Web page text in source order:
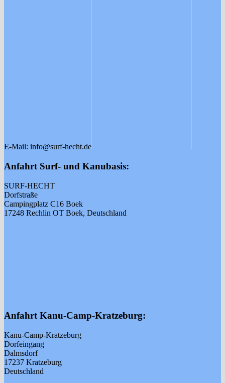
E-Mail: info@surf-hecht.de
Anfahrt Surf- und Kanubasis:
SURF-HECHT
Dorfstraße
Campingplatz C16 Boek
17248 Rechlin OT Boek, Deutschland
Anfahrt Kanu-Camp-Kratzeburg:
Kanu-Camp-Kratzeburg
Dorfeingang
Dalmsdorf
17237 Kratzeburg
Deutschland